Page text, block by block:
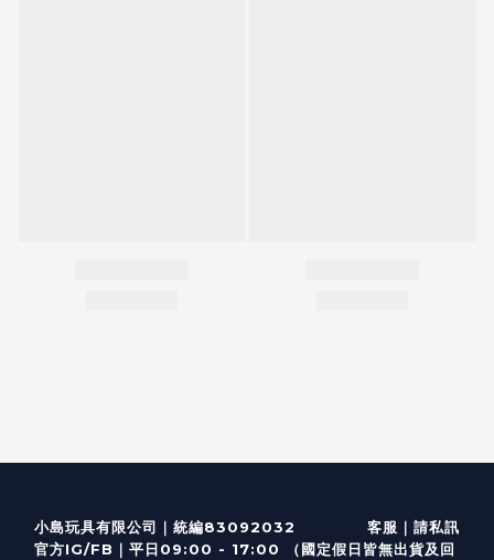
小島玩具有限公司｜統編83092032 客服 ｜ 請私訊
官方IG/FB ｜ 平日09:00 - 17:00 （國定假日皆無出貨及回